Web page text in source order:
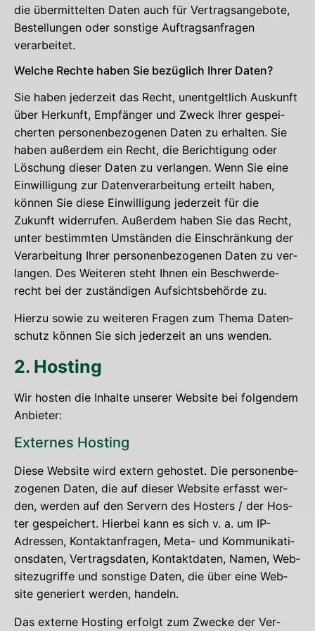
die über­mit­tel­ten Daten auch für Ver­trags­an­ge­bo­te,
Bestel­lun­gen oder sons­ti­ge Auf­trags­an­fra­gen
verarbeitet.
Wel­che Rech­te haben Sie bezüg­lich Ihrer Daten?
Sie haben jeder­zeit das Recht, unent­gelt­lich Aus­kunft
über Her­kunft, Emp­fän­ger und Zweck Ihrer gespei­
cher­ten per­so­nen­be­zo­ge­nen Daten zu erhal­ten. Sie
haben außer­dem ein Recht, die Berich­ti­gung oder
Löschung die­ser Daten zu ver­lan­gen. Wenn Sie eine
Ein­wil­li­gung zur Daten­ver­ar­bei­tung erteilt haben,
kön­nen Sie die­se Ein­wil­li­gung jeder­zeit für die
Zukunft wider­ru­fen. Außer­dem haben Sie das Recht,
unter bestimm­ten Umstän­den die Ein­schrän­kung der
Ver­ar­bei­tung Ihrer per­so­nen­be­zo­ge­nen Daten zu ver­
lan­gen. Des Wei­te­ren steht Ihnen ein Beschwer­de­
recht bei der zustän­di­gen Auf­sichts­be­hör­de zu.
Hier­zu sowie zu wei­te­ren Fra­gen zum The­ma Daten­
schutz kön­nen Sie sich jeder­zeit an uns wenden.
2. Hos­ting
Wir hos­ten die Inhal­te unse­rer Web­site bei fol­gen­dem
Anbieter:
Exter­nes Hosting
Die­se Web­site wird extern gehos­tet. Die per­so­nen­be­
zo­ge­nen Daten, die auf die­ser Web­site erfasst wer­
den, wer­den auf den Ser­vern des Hos­ters / der Hos­
ter gespei­chert. Hier­bei kann es sich v. a. um IP-
Adres­sen, Kon­takt­an­fra­gen, Meta- und Kom­mu­ni­ka­ti­
ons­da­ten, Ver­trags­da­ten, Kon­takt­da­ten, Namen, Web­
site­zu­grif­fe und sons­ti­ge Daten, die über eine Web­
site gene­riert wer­den, handeln.
Das exter­ne Hos­ting erfolgt zum Zwe­cke der Ver­